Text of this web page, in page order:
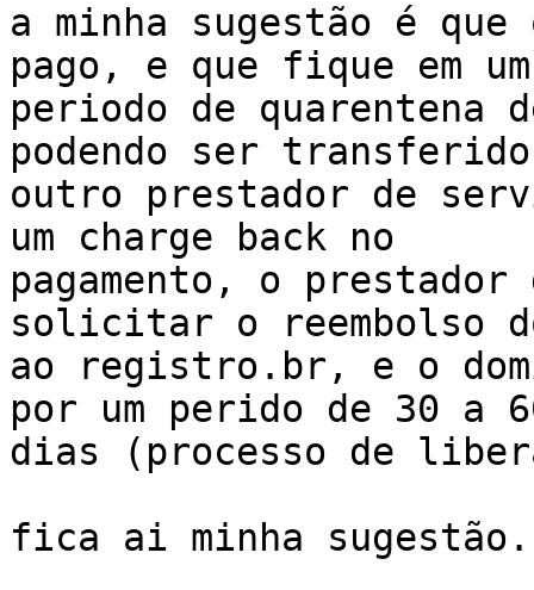
a minha sugestão é
pago, e que fique em
periodo de quarentena
podendo ser
outro prestador de
um charge back no
pagamento, o
solicitar o reembolso
ao registro.br, e o
por um perido de 30 a
dias (processo de
fica ai minha sugestão.